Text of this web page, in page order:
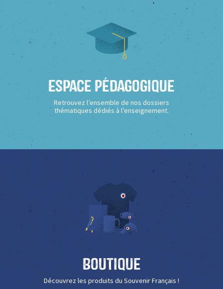
Espace Pédagogique
Retrouvez l’ensemble de nos dossiers
thématiques dédiés à l’enseignement.
Boutique
Découvrez les produits du Souvenir Français !